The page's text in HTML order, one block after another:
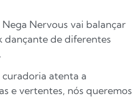
Nega Nervous vai balançar
dançante de diferentes
curadoria atenta a
e vertentes, nós queremos